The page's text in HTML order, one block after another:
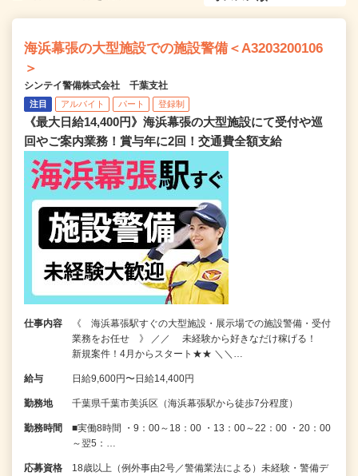
海浜幕張の大型施設での施設警備＜A3203200106
＞
シンテイ警備株式会社 千葉支社
注目 アルバイト パート 登録制
《最大日給14,400円》海浜幕張の大型施設にて受付や巡
回やご案内業務！賞与年に2回！交通費全額支給
仕事内容
《 海浜幕張駅すぐの大型施設・展示場での施設警備・受付
業務をお任せ 》 ／／ 未経験から好きなだけ稼げる！
新規案件！4月からスタート★★ ＼＼…
給与 日給9,600円〜日給14,400円
勤務地 千葉県千葉市美浜区（海浜幕張駅から徒歩7分程度）
勤務時間
■実働8時間 ・9：00～18：00 ・13：00～22：00 ・20：00
～翌5：…
応募資格
18歳以上（例外事由2号／警備業法による）未経験・警備デ